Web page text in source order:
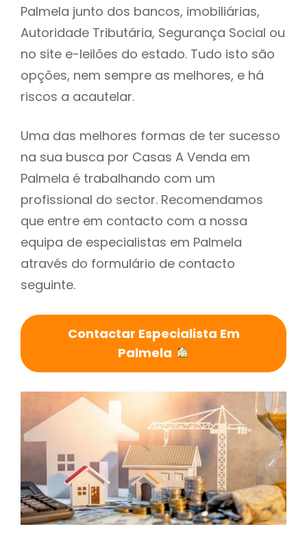
Palmela junto dos bancos, imobiliárias,
Autoridade Tributária, Segurança Social ou
no site e-leilões do estado. Tudo isto são
opções, nem sempre as melhores, e há
riscos a acautelar.
Uma das melhores formas de ter sucesso
na sua busca por Casas A Venda em
Palmela é trabalhando com um
profissional do sector. Recomendamos
que entre em contacto com a nossa
equipa de especialistas em Palmela
através do formulário de contacto
seguinte.
Contactar Especialista Em
Palmela